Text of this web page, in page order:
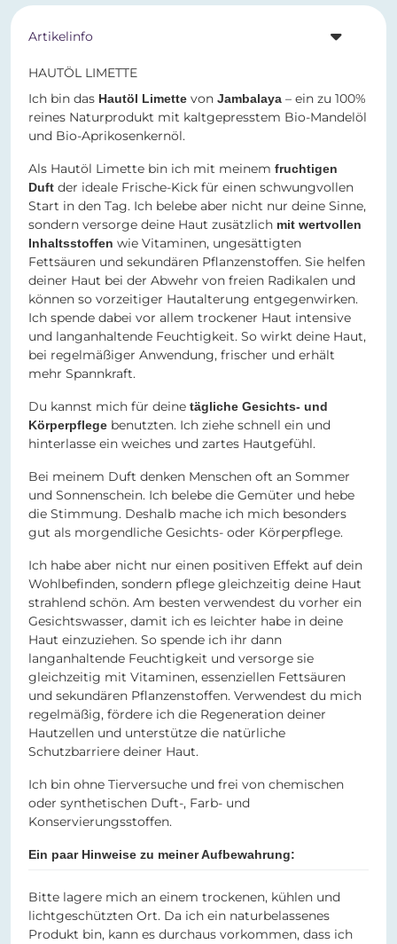
Artikelinfo
HAUTÖL LIMETTE
Ich bin das Hautöl Limette von Jambalaya – ein zu 100%
reines Naturprodukt mit kaltgepresstem Bio-Mandelöl
und Bio-Aprikosenkernöl.
Als Hautöl Limette bin ich mit meinem fruchtigen
Duft der ideale Frische-Kick für einen schwungvollen
Start in den Tag. Ich belebe aber nicht nur deine Sinne,
sondern versorge deine Haut zusätzlich mit wertvollen
Inhaltsstoffen wie Vitaminen, ungesättigten
Fettsäuren und sekundären Pflanzenstoffen. Sie helfen
deiner Haut bei der Abwehr von freien Radikalen und
können so vorzeitiger Hautalterung entgegenwirken.
Ich spende dabei vor allem trockener Haut intensive
und langanhaltende Feuchtigkeit. So wirkt deine Haut,
bei regelmäßiger Anwendung, frischer und erhält
mehr Spannkraft.
Du kannst mich für deine tägliche Gesichts- und
Körperpflege benutzten. Ich ziehe schnell ein und
hinterlasse ein weiches und zartes Hautgefühl.
Bei meinem Duft denken Menschen oft an Sommer
und Sonnenschein. Ich belebe die Gemüter und hebe
die Stimmung. Deshalb mache ich mich besonders
gut als morgendliche Gesichts- oder Körperpflege.
Ich habe aber nicht nur einen positiven Effekt auf dein
Wohlbefinden, sondern pflege gleichzeitig deine Haut
strahlend schön. Am besten verwendest du vorher ein
Gesichtswasser, damit ich es leichter habe in deine
Haut einzuziehen. So spende ich ihr dann
langanhaltende Feuchtigkeit und versorge sie
gleichzeitig mit Vitaminen, essenziellen Fettsäuren
und sekundären Pflanzenstoffen. Verwendest du mich
regelmäßig, fördere ich die Regeneration deiner
Hautzellen und unterstütze die natürliche
Schutzbarriere deiner Haut.
Ich bin ohne Tierversuche und frei von chemischen
oder synthetischen Duft-, Farb- und
Konservierungsstoffen.
Ein paar Hinweise zu meiner Aufbewahrung:
Bitte lagere mich an einem trockenen, kühlen und
lichtgeschützten Ort. Da ich ein naturbelassenes
Produkt bin, kann es durchaus vorkommen, dass ich